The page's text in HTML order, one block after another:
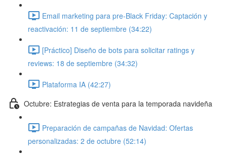
Email marketing para pre-Black Friday: Captación y
reactivación: 11 de septiembre (34:22)
[Práctico] Diseño de bots para solicitar ratings y
reviews: 18 de septiembre (34:32)
Plataforma IA (42:27)
Octubre: Estrategias de venta para la temporada navideña
Preparación de campañas de Navidad: Ofertas
personalizadas: 2 de octubre (52:14)